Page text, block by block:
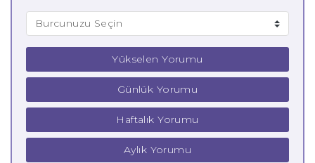
Yükselen Yorumu
Günlük Yorumu
Haftalık Yorumu
Aylık Yorumu